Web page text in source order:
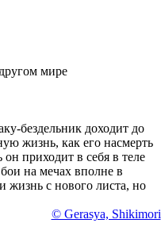
мире
бездельник доходит до
жизнь, как его насмерть
приходит в себя в теле
на мечах вполне в
жизнь с нового листа, но
© Gerasya, Shikimori